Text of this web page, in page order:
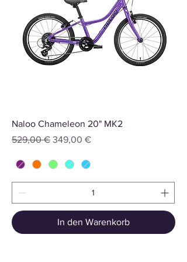
Naloo Chameleon 20" MK2
Standardpreis
529,00 € Sale-Preis
349,00 €
In den Warenkorb